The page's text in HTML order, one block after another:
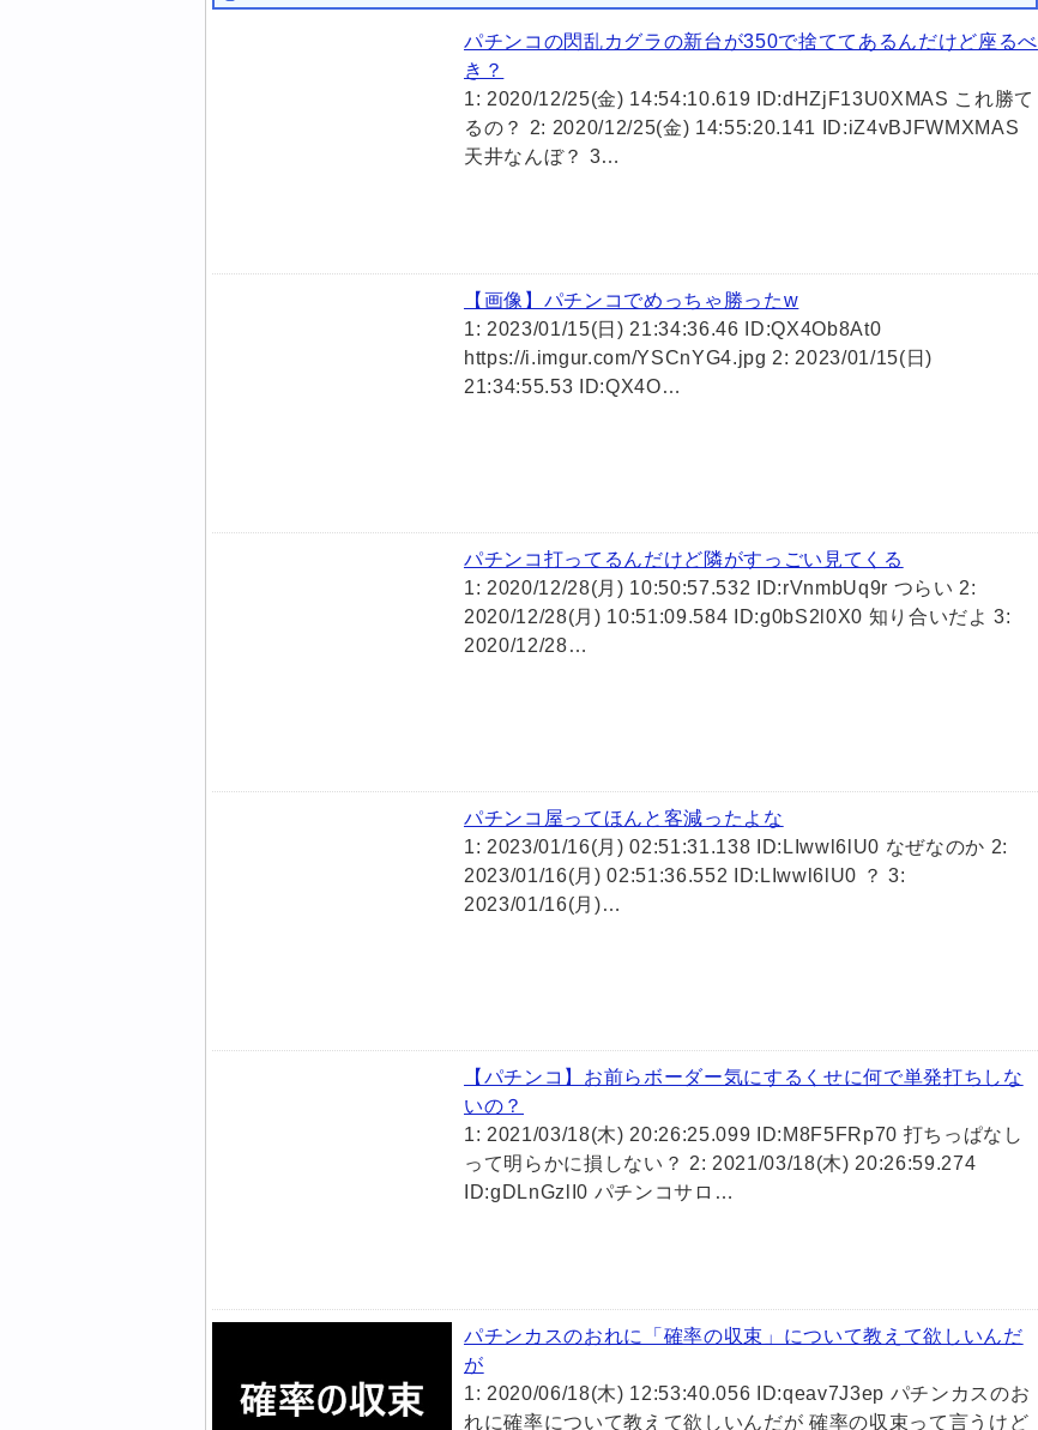
パチンコの閃乱カグラの新台が350で捨ててあるんだけど座るべ
き？
1: 2020/12/25(金) 14:54:10.619 ID:dHZjF13U0XMAS これ勝て
るの？ 2: 2020/12/25(金) 14:55:20.141 ID:iZ4vBJFWMXMAS
天井なんぼ？ 3…
【画像】パチンコでめっちゃ勝ったw
1: 2023/01/15(日) 21:34:36.46 ID:QX4Ob8At0
https://i.imgur.com/YSCnYG4.jpg 2: 2023/01/15(日)
21:34:55.53 ID:QX4O…
パチンコ打ってるんだけど隣がすっごい見てくる
1: 2020/12/28(月) 10:50:57.532 ID:rVnmbUq9r つらい 2:
2020/12/28(月) 10:51:09.584 ID:g0bS2l0X0 知り合いだよ 3:
2020/12/28…
パチンコ屋ってほんと客減ったよな
1: 2023/01/16(月) 02:51:31.138 ID:LIwwl6lU0 なぜなのか 2:
2023/01/16(月) 02:51:36.552 ID:LIwwl6lU0 ？ 3:
2023/01/16(月)…
【パチンコ】お前らボーダー気にするくせに何で単発打ちしな
いの？
1: 2021/03/18(木) 20:26:25.099 ID:M8F5FRp70 打ちっぱなし
って明らかに損しない？ 2: 2021/03/18(木) 20:26:59.274
ID:gDLnGzlI0 パチンコサロ…
パチンカスのおれに「確率の収束」について教えて欲しいんだ
が
1: 2020/06/18(木) 12:53:40.056 ID:qeav7J3ep パチンカスのお
れに確率について教えて欲しいんだが 確率の収束って言うけど